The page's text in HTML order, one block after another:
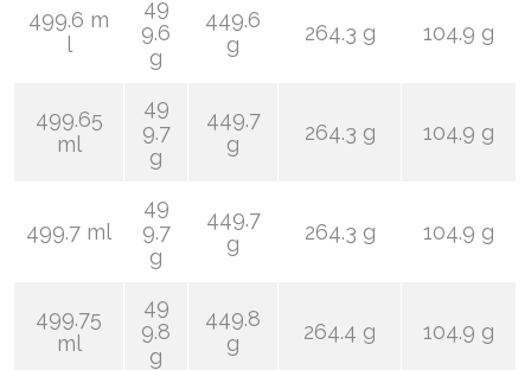
499.6 m
l
49
9.6
g
449.6
g
264.3 g 104.9 g
499.65
ml
49
9.7
g
449.7
g
264.3 g 104.9 g
499.7 ml
49
9.7
g
449.7
g
264.3 g 104.9 g
499.75
ml
49
9.8
g
449.8
g
264.4 g 104.9 g